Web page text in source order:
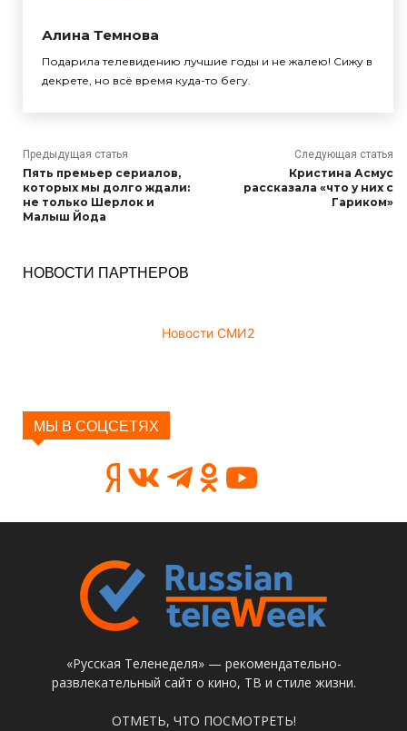
Алина Темнова
Подарила телевидению лучшие годы и не жалею! Сижу в
декрете, но всё время куда-то бегу.
Предыдущая статья
Пять премьер сериалов,
которых мы долго ждали:
не только Шерлок и
Малыш Йода
Следующая статья
Кристина Асмус
рассказала «что у них с
Гариком»
НОВОСТИ ПАРТНЕРОВ
Новости СМИ2
МЫ В СОЦСЕТЯХ
«Русская Теленеделя» — рекомендательно-
развлекательный сайт о кино, ТВ и стиле жизни.
ОТМЕТЬ, ЧТО ПОСМОТРЕТЬ!